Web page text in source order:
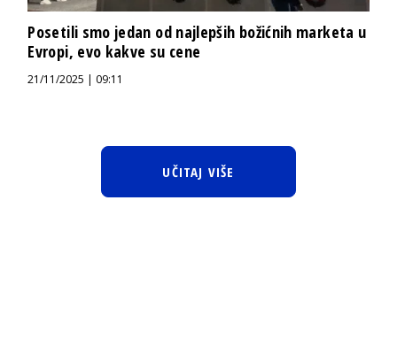
Posetili smo jedan od najlepših božićnih marketa u
Evropi, evo kakve su cene
21/11/2025 | 09:11
UČITAJ VIŠE